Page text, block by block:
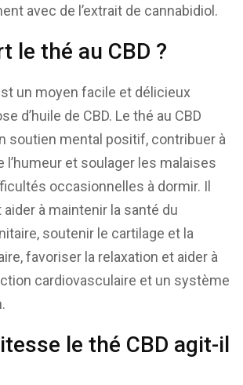
avec de l’extrait de cannabidiol.
le thé au CBD ?
un moyen facile et délicieux
d’huile de CBD. Le thé au CBD
soutien mental positif, contribuer à
l’humeur et soulager les malaises
occasionnelles à dormir. Il
à maintenir la santé du
soutenir le cartilage et la
favoriser la relaxation et aider à
cardiovasculaire et un système
le thé CBD agit-il